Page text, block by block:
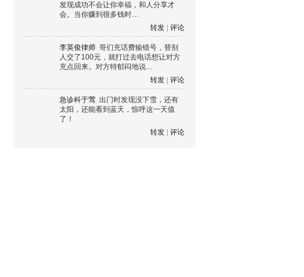
发现成功不会让你幸福，和人分享才
会。当你赚到很多钱时…
转发
评论
李英俊律师 哥们充话费输错号，替别
人交了100元，就打过去电话想让对方
充点回来。对方特郁闷地说…
转发
评论
急诊科于莺 出门时发现没下雪，还有
太阳，还能看到蓝天，惊呼这一天值
了！
转发
评论